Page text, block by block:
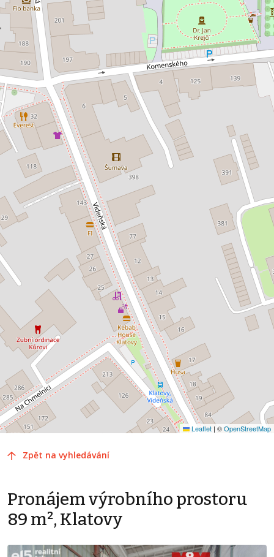
Leaflet | ©OpenStreetMap
Zpět na vyhledávání
Pronájem výrobního prostoru
89 m², Klatovy